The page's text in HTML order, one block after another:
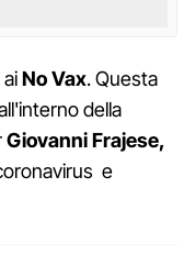
No Vax. Questa
della
Giovanni Frajese,
e